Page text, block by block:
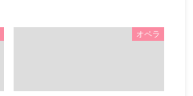
オペラ